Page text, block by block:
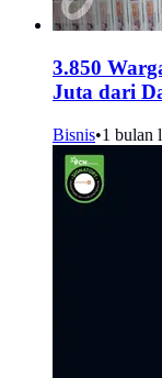
3.850
Juta dari
Bisnis•1 bulan